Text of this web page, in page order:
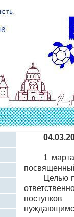
1
Целью